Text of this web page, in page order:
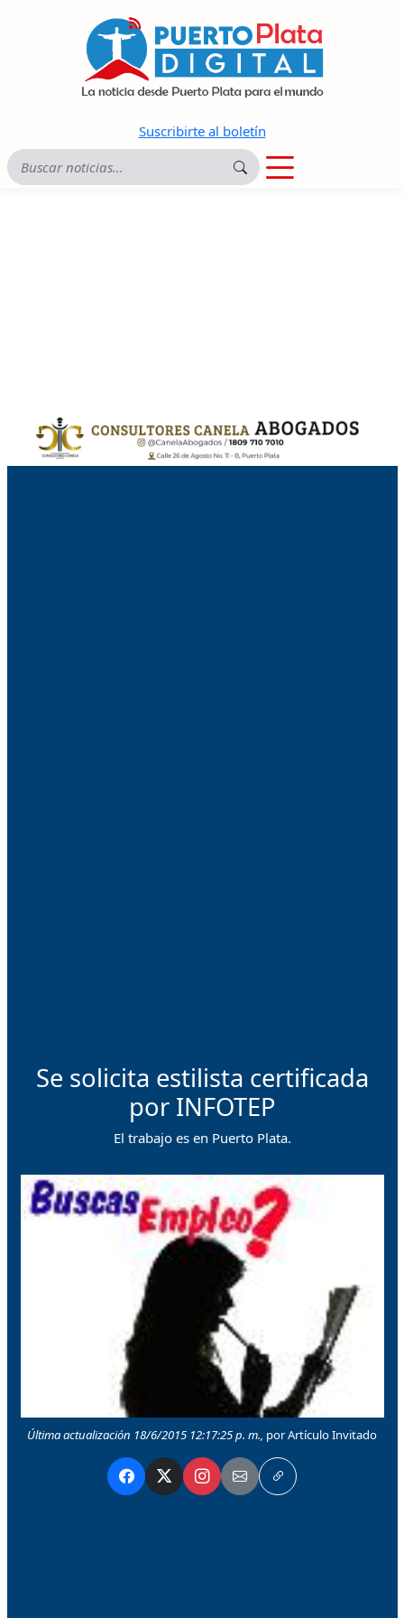
Suscribirte al boletín
Se solicita estilista certificada
por INFOTEP
El trabajo es en Puerto Plata.
Última actualización 18/6/2015 12:17:25 p. m., por Artículo Invitado